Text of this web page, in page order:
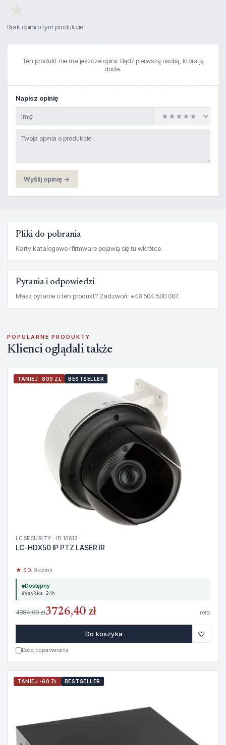
Brak opinii o tym produkcie.
Ten produkt nie ma jeszcze opinii. Bądź pierwszą osobą, która ją
doda.
Napisz opinię
Wyślij opinię →
Pliki do pobrania
Karty katalogowe i firmware pojawią się tu wkrótce.
Pytania i odpowiedzi
Masz pytanie o ten produkt? Zadzwoń: +48 504 500 007.
POPULARNE PRODUKTY
Klienci oglądali także
TANIEJ -809 ZŁ BESTSELLER
LC SECURITY · ID 10613
LC-HDX50 IP PTZ LASER IR
★ 5.0· 9 opinii
Dostępny
Wysyłka 24h
4384,00 zł3726,40 zł netto
Do koszyka ♡
Dodaj do porównania
TANIEJ -60 ZŁ BESTSELLER